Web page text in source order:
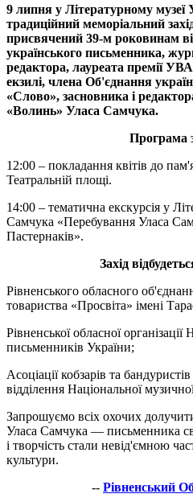
9 липня у Літературному музеї
традиційний меморіальний
присвячений 39-м роковинам
українського письменника,
редактора, лауреата премії
екзилі, члена Об'єднання
«Слово», засновника і
«Волинь» Уласа Самчука.
Програма
12:00 – покладання квітів до
Театральній площі.
14:00 – тематична екскурсія у
Самчука «Перебування Уласа
Пастернаків».
Захід
Рівненського обласного
товариства «Просвіта» імені
Рівненської обласної організації
письменників України;
Асоціації кобзарів та
відділення Національної
Запрошуємо всіх охочих
Уласа Самчука — письменника
і творчість стали невід'ємною
культури.
-- Рівненський